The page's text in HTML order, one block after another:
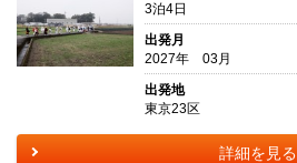
3泊4日
出発月
2027年 03月
出発地
東京23区
詳細を見る